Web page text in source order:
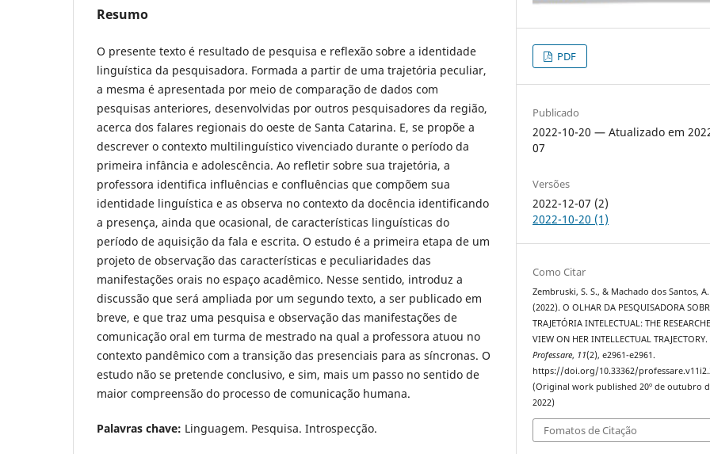
Resumo
O presente texto é resultado de pesquisa e reflexão sobre a identidade
linguística da pesquisadora. Formada a partir de uma trajetória peculiar,
a mesma é apresentada por meio de comparação de dados com
pesquisas anteriores, desenvolvidas por outros pesquisadores da região,
acerca dos falares regionais do oeste de Santa Catarina. E, se propõe a
descrever o contexto multilinguístico vivenciado durante o período da
primeira infância e adolescência. Ao refletir sobre sua trajetória, a
professora identifica influências e confluências que compõem sua
identidade linguística e as observa no contexto da docência identificando
a presença, ainda que ocasional, de características linguísticas do
período de aquisição da fala e escrita. O estudo é a primeira etapa de um
projeto de observação das características e peculiaridades das
manifestações orais no espaço acadêmico. Nesse sentido, introduz a
discussão que será ampliada por um segundo texto, a ser publicado em
breve, e que traz uma pesquisa e observação das manifestações de
comunicação oral em turma de mestrado na qual a professora atuou no
contexto pandêmico com a transição das presenciais para as síncronas. O
estudo não se pretende conclusivo, e sim, mais um passo no sentido de
maior compreensão do processo de comunicação humana.
Palavras chave: Linguagem. Pesquisa. Introspecção.
PDF
Publicado
2022-10-20 — Atualizado em
07
Versões
2022-12-07 (2)
2022-10-20 (1)
Como Citar
Zembruski, S. S., & Machado dos Santos, A.
(2022). O OLHAR DA PESQUISADORA
TRAJETÓRIA INTELECTUAL: THE
VIEW ON HER INTELLECTUAL TRAJECTORY.
Professare, 11(2), e2961-e2961.
https://doi.org/10.33362/
(Original work published 20º de outubro
2022)
Fomatos de Citação